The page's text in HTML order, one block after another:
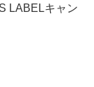
LABELキャン